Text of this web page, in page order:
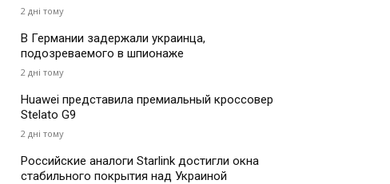
2 дні тому
В Германии задержали украинца,
подозреваемого в шпионаже
2 дні тому
Huawei представила премиальный кроссовер
Stelato G9
2 дні тому
Российские аналоги Starlink достигли окна
стабильного покрытия над Украиной